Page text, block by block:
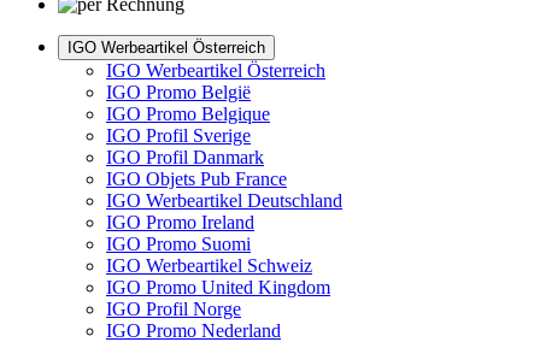
IGO Werbeartikel Österreich
IGO Werbeartikel Österreich
IGO Promo België
IGO Promo Belgique
IGO Profil Sverige
IGO Profil Danmark
IGO Objets Pub France
IGO Werbeartikel Deutschland
IGO Promo Ireland
IGO Promo Suomi
IGO Werbeartikel Schweiz
IGO Promo United Kingdom
IGO Profil Norge
IGO Promo Nederland